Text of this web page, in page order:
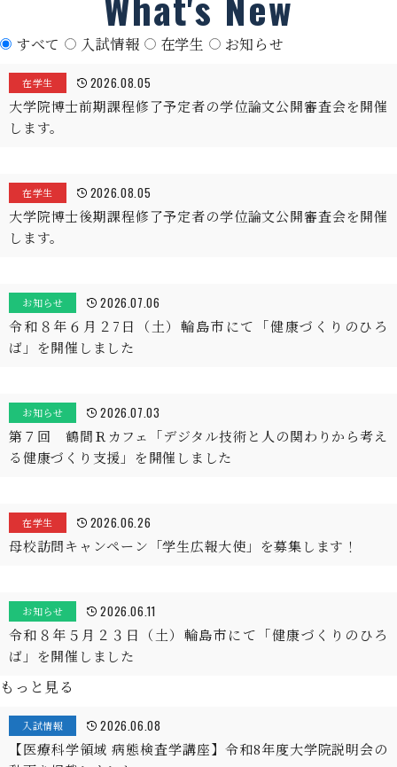
すべて 入試情報 在学生 お知らせ
在学生 2026.08.05
大学院博士前期課程修了予定者の学位論文公開審査会を開催
します。
在学生 2026.08.05
大学院博士後期課程修了予定者の学位論文公開審査会を開催
します。
お知らせ 2026.07.06
令和８年６月２7日（土）輪島市にて「健康づくりのひろ
ば」を開催しました
お知らせ 2026.07.03
第７回 鶴間Ｒカフェ「デジタル技術と人の関わりから考え
る健康づくり支援」を開催しました
在学生 2026.06.26
母校訪問キャンペーン「学生広報大使」を募集します！
お知らせ 2026.06.11
令和８年５月２３日（土）輪島市にて「健康づくりのひろ
ば」を開催しました
もっと見る
入試情報 2026.06.08
【医療科学領域 病態検査学講座】令和8年度大学院説明会の